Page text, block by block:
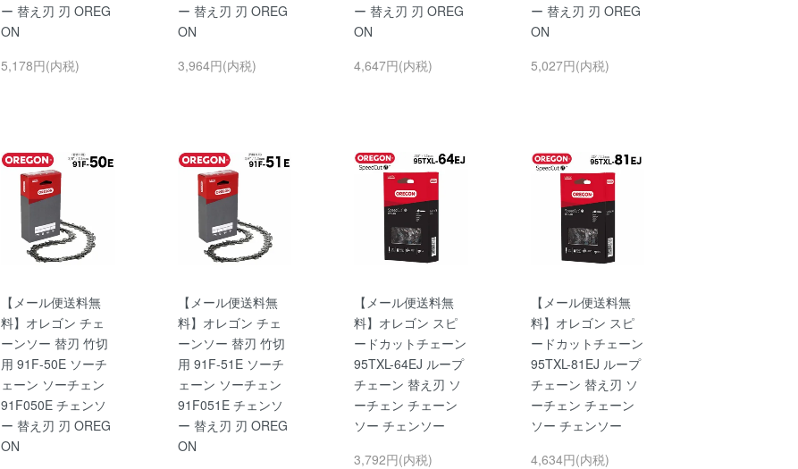
ー 替え刃 刃 OREG
ON
5,178円(内税)
ー 替え刃 刃 OREG
ON
3,964円(内税)
ー 替え刃 刃 OREG
ON
4,647円(内税)
ー 替え刃 刃 OREG
ON
5,027円(内税)
【メール便送料無
料】オレゴン チェ
ーンソー 替刃 竹切
用 91F-50E ソーチ
ェーン ソーチェン
91F050E チェンソ
ー 替え刃 刃 OREG
ON
【メール便送料無
料】オレゴン チェ
ーンソー 替刃 竹切
用 91F-51E ソーチ
ェーン ソーチェン
91F051E チェンソ
ー 替え刃 刃 OREG
ON
【メール便送料無
料】オレゴン スピ
ードカットチェーン
95TXL-64EJ ループ
チェーン 替え刃 ソ
ーチェン チェーン
ソー チェンソー
3,792円(内税)
【メール便送料無
料】オレゴン スピ
ードカットチェーン
95TXL-81EJ ループ
チェーン 替え刃 ソ
ーチェン チェーン
ソー チェンソー
4,634円(内税)